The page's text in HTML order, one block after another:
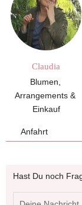
Claudia
Blumen,
Arrangements &
Einkauf
Anfahrt
Hast Du noch